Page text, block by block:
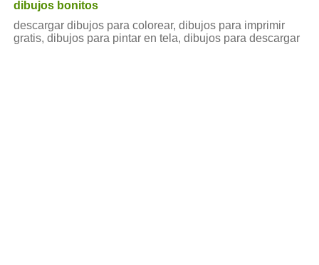
dibujos bonitos
descargar dibujos para colorear, dibujos para imprimir
gratis, dibujos para pintar en tela, dibujos para descargar